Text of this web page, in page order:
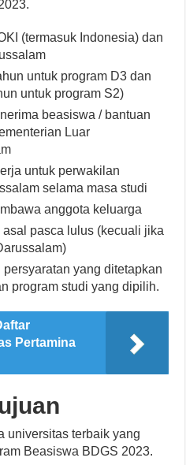
(termasuk Indonesia) dan
untuk program D3 dan
untuk program S2)
beasiswa / bantuan
Luar
untuk perwakilan
selama masa studi
anggota keluarga
pasca lulus (kecuali jika
yang ditetapkan
program studi yang dipilih.
Pertamina
universitas terbaik yang
Beasiswa BDGS 2023.